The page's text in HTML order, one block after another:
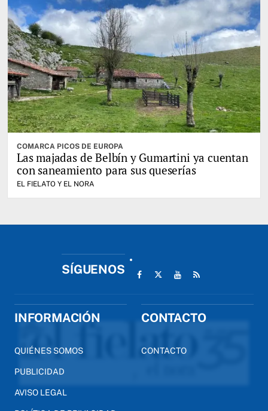
COMARCA PICOS DE EUROPA
Las majadas de Belbín y Gumartini ya cuentan
con saneamiento para sus queserías
EL FIELATO Y EL NORA
SÍGUENOS
INFORMACIÓN
QUIÉNES SOMOS
PUBLICIDAD
AVISO LEGAL
CONTACTO
CONTACTO